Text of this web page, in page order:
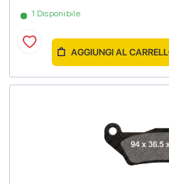
1 Disponibile
AGGIUNGI AL